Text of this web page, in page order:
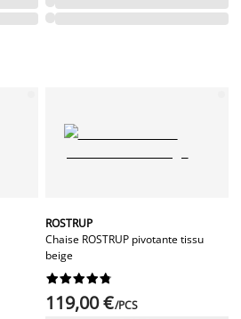
ROSTRUP
Chaise ROSTRUP pivotante tissu
beige






119,00 €/PCS